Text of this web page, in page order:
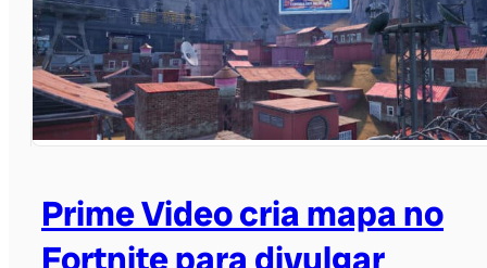
Prime Video cria mapa no